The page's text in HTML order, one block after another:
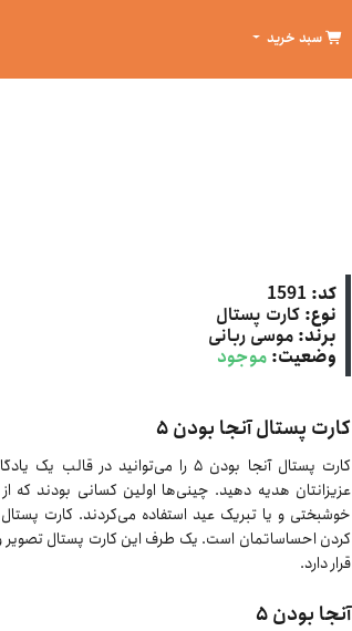
سبد خرید
کد: 1591
نوع: کارت پستال
برند: موسی ربانی
وضعیت: موجود
کارت پستال آنجا بودن ۵
کارت پستال آنجا بودن ۵ را می‌توانید
عزیزانتان هدیه دهید. چینی‌ها اولین کسانی بودند که
خوشبختی و یا تبریک عید استفاده می‌کردند. کارت
کردن احساساتمان است. یک طرف این کارت پستال
قرار دارد.
آنجا بودن ۵